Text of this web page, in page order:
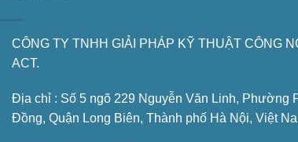
CÔNG TY TNHH GIẢI PHÁP KỸ THUẬT CÔNG
ACT.
Địa chỉ : Số 5 ngõ 229 Nguyễn Văn Linh, Phường
Đồng, Quận Long Biên, Thành phố Hà Nội, Việt